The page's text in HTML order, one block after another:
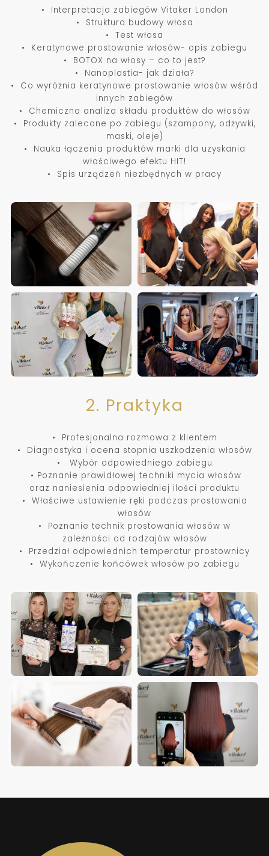
• Interpretacja zabiegów Vitaker London
• Struktura budowy włosa
• Test włosa
• Keratynowe prostowanie włosów- opis zabiegu
• BOTOX na włosy – co to jest?
• Nanoplastia- jak działa?
• Co wyróżnia keratynowe prostowanie włosów wśród
innych zabiegów
• Chemiczna analiza składu produktów do włosów
• Produkty zalecane po zabiegu (szampony, odżywki,
maski, oleje)
• Nauka łączenia produktów marki dla uzyskania
właściwego efektu HIT!
• Spis urządzeń niezbędnych w pracy
2. Praktyka
• Profesjonalna rozmowa z klientem
• Diagnostyka i ocena stopnia uszkodzenia włosów
• Wybór odpowiedniego zabiegu
• Poznanie prawidłowej techniki mycia włosów
oraz naniesienia odpowiedniej ilości produktu
• Właściwe ustawienie ręki podczas prostowania
włosów
• Poznanie technik prostowania włosów w
zależności od rodzajów włosów
• Przedział odpowiednich temperatur prostownicy
• Wykończenie końcówek włosów po zabiegu